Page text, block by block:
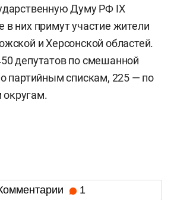
Думу РФ IX
них примут участие жители
и Херсонской областей.
депутатов по смешанной
партийным спискам, 225 — по
1